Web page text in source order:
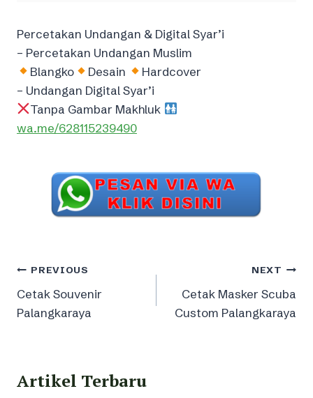
Percetakan Undangan & Digital Syar’i
– Percetakan Undangan Muslim
Blangko
Desain
Hardcover
– Undangan Digital Syar’i
Tanpa Gambar Makhluk
wa.me/628115239490
Post
navigation
PREVIOUS
Cetak Souvenir
Palangkaraya
NEXT
Cetak Masker Scuba
Custom Palangkaraya
Artikel Terbaru